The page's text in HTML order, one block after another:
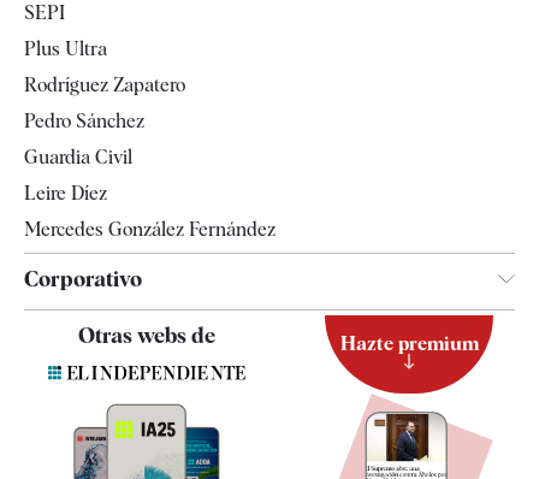
Televisión
SEPI
Plus Ultra
Rodríguez Zapatero
Pedro Sánchez
Guardia Civil
Leire Díez
Mercedes González Fernández
Corporativo
Contacto
Quiénes somos
Otras webs de Hazte premium